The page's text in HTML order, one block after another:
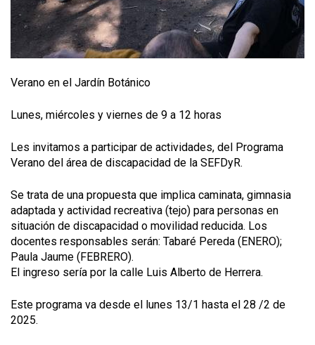
Verano en el Jardín Botánico
Lunes, miércoles y viernes de 9 a 12 horas
Les invitamos a participar de actividades, del Programa
Verano del área de discapacidad de la SEFDyR.
Se trata de una propuesta que implica caminata, gimnasia
adaptada y actividad recreativa (tejo) para personas en
situación de discapacidad o movilidad reducida. Los
docentes responsables serán: Tabaré Pereda (ENERO);
Paula Jaume (FEBRERO).
El ingreso sería por la calle Luis Alberto de Herrera.
Este programa va desde el lunes 13/1 hasta el 28 /2 de
2025.